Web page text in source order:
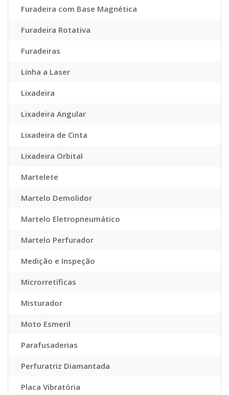
Furadeira com Base Magnética
Furadeira Rotativa
Furadeiras
Linha a Laser
Lixadeira
Lixadeira Angular
Lixadeira de Cinta
Lixadeira Orbital
Martelete
Martelo Demolidor
Martelo Eletropneumático
Martelo Perfurador
Medição e Inspeção
Microrretíficas
Misturador
Moto Esmeril
Parafusaderias
Perfuratriz Diamantada
Placa Vibratória